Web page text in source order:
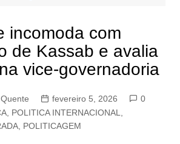
incomoda com
de Kassab e avalia
vice-governadoria
fevereiro 5, 2026
0
, POLITICA INTERNACIONAL
, POLITICAGEM